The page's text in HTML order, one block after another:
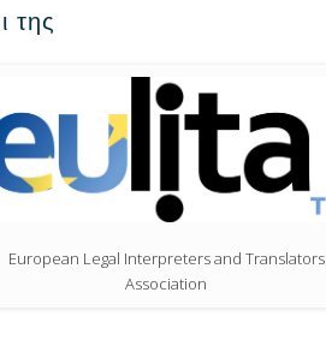
της
European Legal Interpreters and Translators
Association